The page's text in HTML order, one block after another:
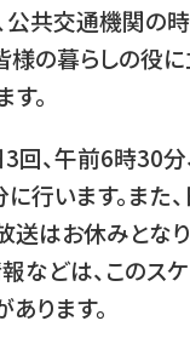
公共交通機関の
様の暮らしの役
。
回、午前6時30
行います。また
送はお休みとな
などは、このス
ります。